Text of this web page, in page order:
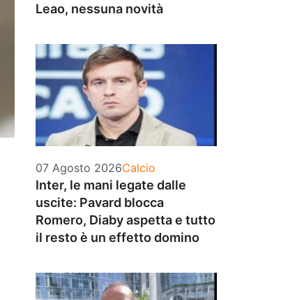
Leao, nessuna novità
07 Agosto 2026Categorie
Calcio
Inter, le mani legate dalle
uscite: Pavard blocca
Romero, Diaby aspetta e tutto
il resto è un effetto domino